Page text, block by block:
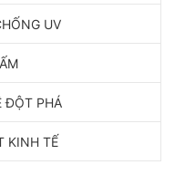
UV
ĐỘT PHÁ
KINH TẾ